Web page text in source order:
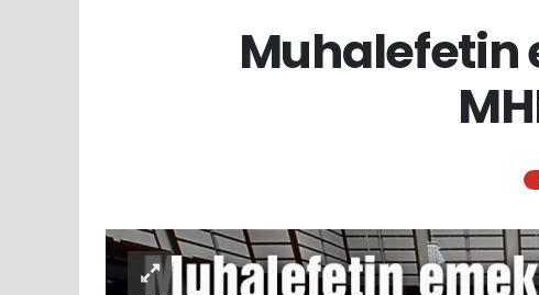
Muhalefetin